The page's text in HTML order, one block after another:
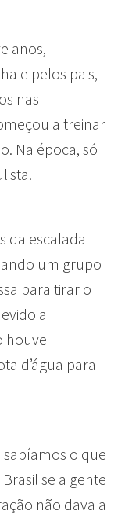
anos,
e pelos pais,
nas
a treinar
Na época, só
da escalada
um grupo
para tirar o
a
houve
d’água para
o que
se a gente
não dava a